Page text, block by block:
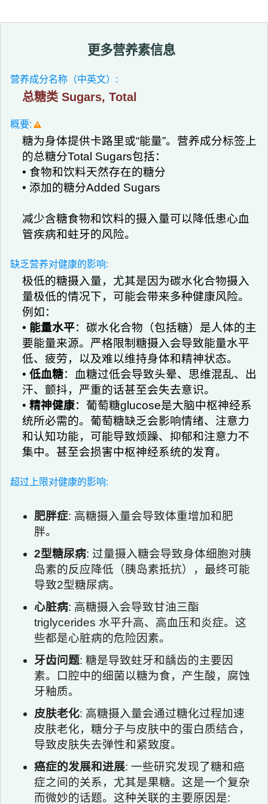
更多营养素信息
营养成分名称（中英文）:
总糖类 Sugars, Total
概要:
糖为身体提供卡路里或“能量”。营养成分标签上
的总糖分Total Sugars包括：
• 食物和饮料天然存在的糖分
• 添加的糖分Added Sugars
减少含糖食物和饮料的摄入量可以降低患心血
管疾病和蛀牙的风险。
缺乏营养对健康的影响:
极低的糖摄入量，尤其是因为碳水化合物摄入
量极低的情况下，可能会带来多种健康风险。
例如：
• 能量水平：碳水化合物（包括糖）是人体的主
要能量来源。严格限制糖摄入会导致能量水平
低、疲劳，以及难以维持身体和精神状态。
• 低血糖：血糖过低会导致头晕、思维混乱、出
汗、颤抖，严重的话甚至会失去意识。
• 精神健康：葡萄糖glucose是大脑中枢神经系
统所必需的。葡萄糖缺乏会影响情绪、注意力
和认知功能，可能导致烦躁、抑郁和注意力不
集中。甚至会损害中枢神经系统的发育。
超过上限对健康的影响:
肥胖症: 高糖摄入量会导致体重增加和肥
胖。
2型糖尿病: 过量摄入糖会导致身体细胞对胰
岛素的反应降低（胰岛素抵抗），最终可能
导致2型糖尿病。
心脏病: 高糖摄入会导致甘油三酯
triglycerides 水平升高、高血压和炎症。这
些都是心脏病的危险因素。
牙齿问题: 糖是导致蛀牙和龋齿的主要因
素。口腔中的细菌以糖为食，产生酸，腐蚀
牙釉质。
皮肤老化: 高糖摄入量会通过糖化过程加速
皮肤老化，糖分子与皮肤中的蛋白质结合，
导致皮肤失去弹性和紧致度。
癌症的发展和进展: 一些研究发现了糖和癌
症之间的关系，尤其是果糖。这是一个复杂
而微妙的话题。这种关联的主要原因是: